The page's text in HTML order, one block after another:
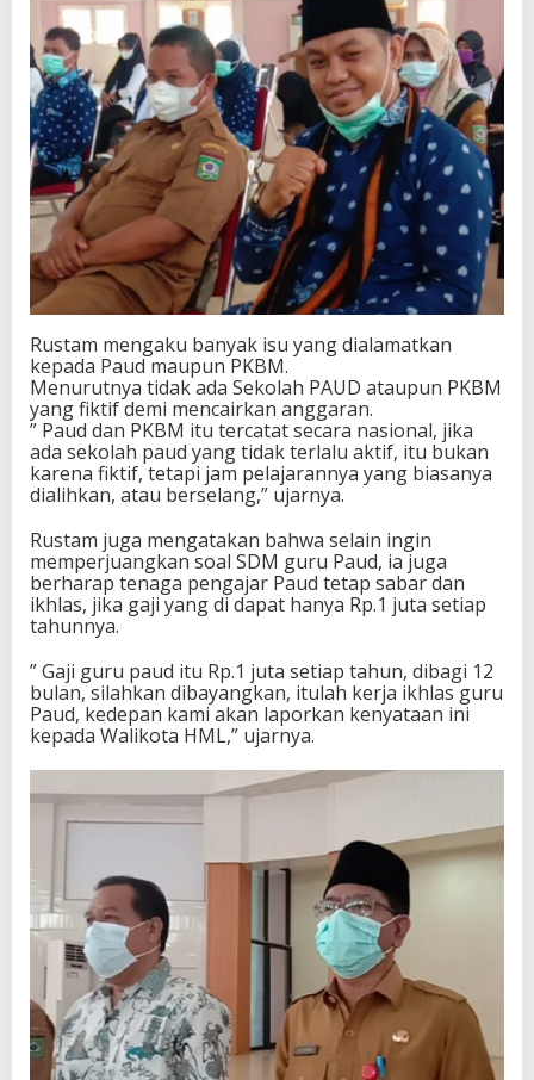
Rustam mengaku banyak isu yang dialamatkan
kepada Paud maupun PKBM.
Menurutnya tidak ada Sekolah PAUD ataupun PKBM
yang fiktif demi mencairkan anggaran.
” Paud dan PKBM itu tercatat secara nasional, jika
ada sekolah paud yang tidak terlalu aktif, itu bukan
karena fiktif, tetapi jam pelajarannya yang biasanya
dialihkan, atau berselang,” ujarnya.
Rustam juga mengatakan bahwa selain ingin
memperjuangkan soal SDM guru Paud, ia juga
berharap tenaga pengajar Paud tetap sabar dan
ikhlas, jika gaji yang di dapat hanya Rp.1 juta setiap
tahunnya.
” Gaji guru paud itu Rp.1 juta setiap tahun, dibagi 12
bulan, silahkan dibayangkan, itulah kerja ikhlas guru
Paud, kedepan kami akan laporkan kenyataan ini
kepada Walikota HML,” ujarnya.